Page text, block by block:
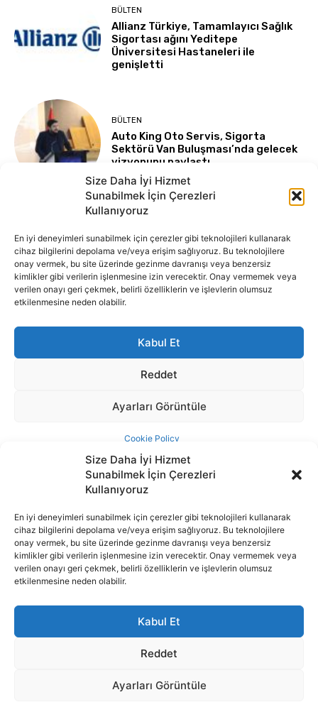
Size Daha İyi Hizmet
Sunabilmek İçin Çerezleri
Kullanıyoruz
En iyi deneyimleri sunabilmek için çerezler gibi teknolojileri kullanarak
cihaz bilgilerini depolama ve/veya erişim sağlıyoruz. Bu teknolojilere
onay vermek, bu site üzerinde gezinme davranışı veya benzersiz
kimlikler gibi verilerin işlenmesine izin verecektir. Onay vermemek veya
verilen onayı geri çekmek, belirli özelliklerin ve işlevlerin olumsuz
etkilenmesine neden olabilir.
Kabul Et
Reddet
Ayarları Görüntüle
İnternet portalımızda yer alan tüm haber metini, resim ve benzeri
içeriğin hakları Sigortamedya Yayıncılık A.Ş.'ye aittir. Hiçbir şekilde
basılı ya da elektronik bir ortamda, kaynak gösterilse bile izin
alınmadan kullanılamaz.